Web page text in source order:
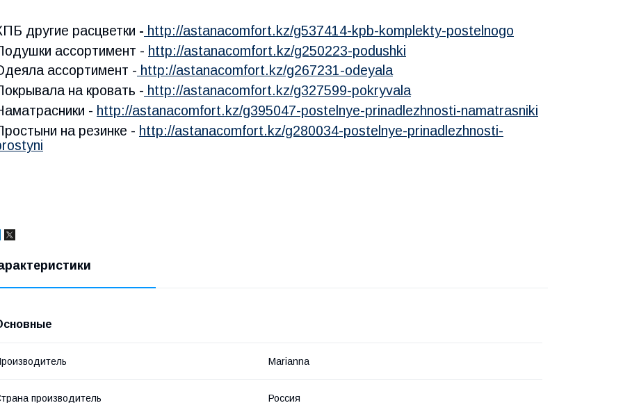
другие расцветки - http://astanacomfort.kz/g537414-kpb-komplekty-postelnogo
ассортимент - http://astanacomfort.kz/g250223-podushki
ассортимент - http://astanacomfort.kz/g267231-odeyala
на кровать - http://astanacomfort.kz/g327599-pokryvala
- http://astanacomfort.kz/g395047-postelnye-prinadlezhnosti-namatrasniki
на резинке - http://astanacomfort.kz/g280034-postelnye-prinadlezhnosti-
Marianna
производитель Россия